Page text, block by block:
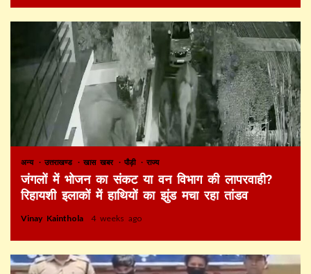
अन्य उत्तराखण्ड खास खबर पौड़ी राज्य
जंगलों में भोजन का संकट या वन विभाग की लापरवाही?
रिहायशी इलाकों में हाथियों का झुंड मचा रहा तांडव
Vinay Kainthola 4 weeks ago